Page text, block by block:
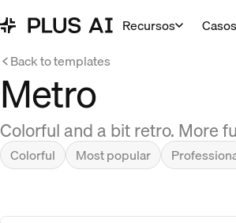
Recursos
Back to templates
Metro
Colorful and a bit retro. More
Colorful Most popular